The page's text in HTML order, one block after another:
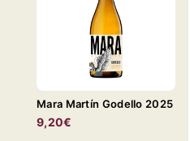
Mara Martín Godello 2025
9,20€